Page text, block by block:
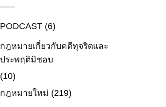
PODCAST (6)
กฎหมายเกี่ยวกับคดีทุจริตและ
ประพฤติมิชอบ
(10)
กฎหมายใหม่ (219)